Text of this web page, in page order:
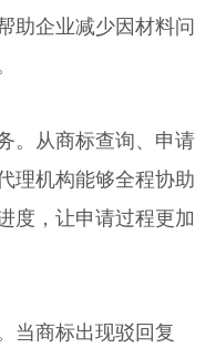
助企业减少因材料问
。从商标查询、申请
理机构能够全程协助
度，让申请过程更加
当商标出现驳回复